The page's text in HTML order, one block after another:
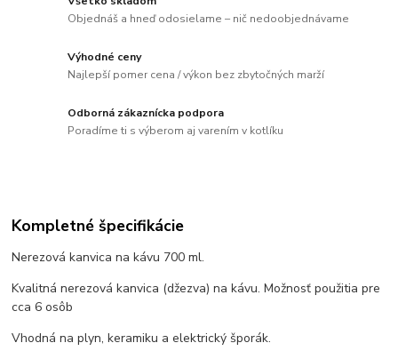
Objednáš a hneď odosielame – nič nedoobjednávame
Výhodné ceny
Najlepší pomer cena / výkon bez zbytočných marží
Odborná zákaznícka podpora
Poradíme ti s výberom aj varením v kotlíku
Kompletné špecifikácie
Nerezová kanvica na kávu 700 ml.
Kvalitná nerezová kanvica (džezva) na kávu. Možnosť použitia pre
cca 6 osôb
Vhodná na plyn, keramiku a elektrický šporák.